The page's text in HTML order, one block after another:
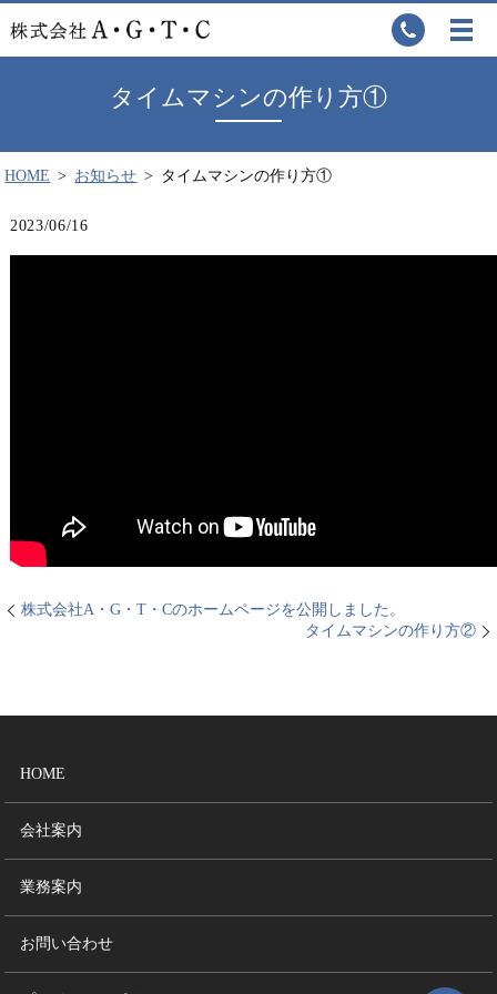
タイムマシンの作り方①
HOME お知らせ タイムマシンの作り方①
2023/06/16
株式会社A・G・T・Cのホームページを公開しました。
タイムマシンの作り方②
HOME
会社案内
業務案内
お問い合わせ